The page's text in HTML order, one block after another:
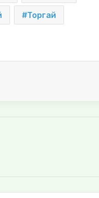
Торгай